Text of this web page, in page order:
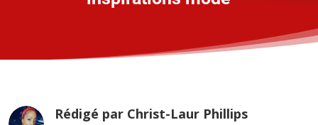
Rédigé par Christ-Laur Phillips